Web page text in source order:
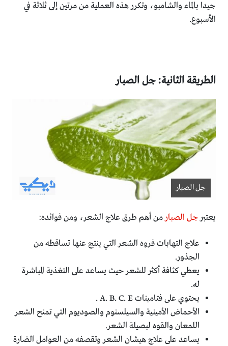
جيدا بالماء والشامبو، وتكرر هذه العملية من مرتين إلى ثلاثة في
الأسبوع.
الطريقة الثانية: جل الصبار
جل الصبار
يعتبرجل الصبارمن أهم طرق علاج الشعر، ومن فوائده:
علاج التهابات فروه الشعر التي ينتج عنها تساقطه من
الجذور.
يعطي كثافة أكثر للشعر حيث يساعد على التغذية المباشرة
له.
يحتوي على فتامينات A. B. C. E .
الأحماض الأمينية والسيلسنوم والصوديوم التي تمنح الشعر
اللمعان والقوه لبصيلة الشعر.
يساعد على علاج هيشان الشعر وتقصفه من العوامل الضارة